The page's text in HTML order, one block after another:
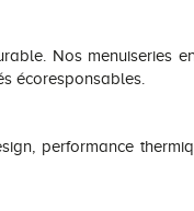
Nos menuiseries
écoresponsables.
performance